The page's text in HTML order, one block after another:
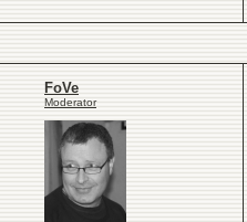
FoVe
Moderator